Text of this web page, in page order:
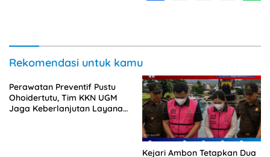
Rekomendasi untuk kamu
Perawatan Preventif Pustu
Ohoidertutu, Tim KKN UGM
Jaga Keberlanjutan Layanan
Kejari Ambon Tetapkan Dua